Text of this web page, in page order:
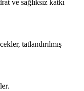
ve sağlıksız katkı
tatlandırılmış